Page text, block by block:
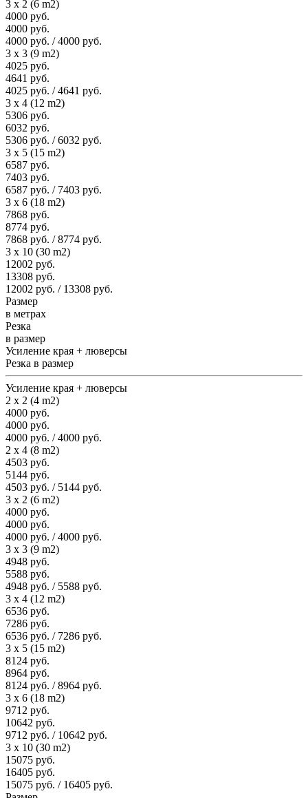
3 x 2 (6 m2)
4000 руб.
4000 руб.
4000 руб. / 4000 руб.
3 x 3 (9 m2)
4025 руб.
4641 руб.
4025 руб. / 4641 руб.
3 x 4 (12 m2)
5306 руб.
6032 руб.
5306 руб. / 6032 руб.
3 x 5 (15 m2)
6587 руб.
7403 руб.
6587 руб. / 7403 руб.
3 x 6 (18 m2)
7868 руб.
8774 руб.
7868 руб. / 8774 руб.
3 x 10 (30 m2)
12002 руб.
13308 руб.
12002 руб. / 13308 руб.
Размер
в метрах
Резка
в размер
Усиление края + люверсы
Резка в размер
Усиление края + люверсы
2 x 2 (4 m2)
4000 руб.
4000 руб.
4000 руб. / 4000 руб.
2 x 4 (8 m2)
4503 руб.
5144 руб.
4503 руб. / 5144 руб.
3 x 2 (6 m2)
4000 руб.
4000 руб.
4000 руб. / 4000 руб.
3 x 3 (9 m2)
4948 руб.
5588 руб.
4948 руб. / 5588 руб.
3 x 4 (12 m2)
6536 руб.
7286 руб.
6536 руб. / 7286 руб.
3 x 5 (15 m2)
8124 руб.
8964 руб.
8124 руб. / 8964 руб.
3 x 6 (18 m2)
9712 руб.
10642 руб.
9712 руб. / 10642 руб.
3 x 10 (30 m2)
15075 руб.
16405 руб.
15075 руб. / 16405 руб.